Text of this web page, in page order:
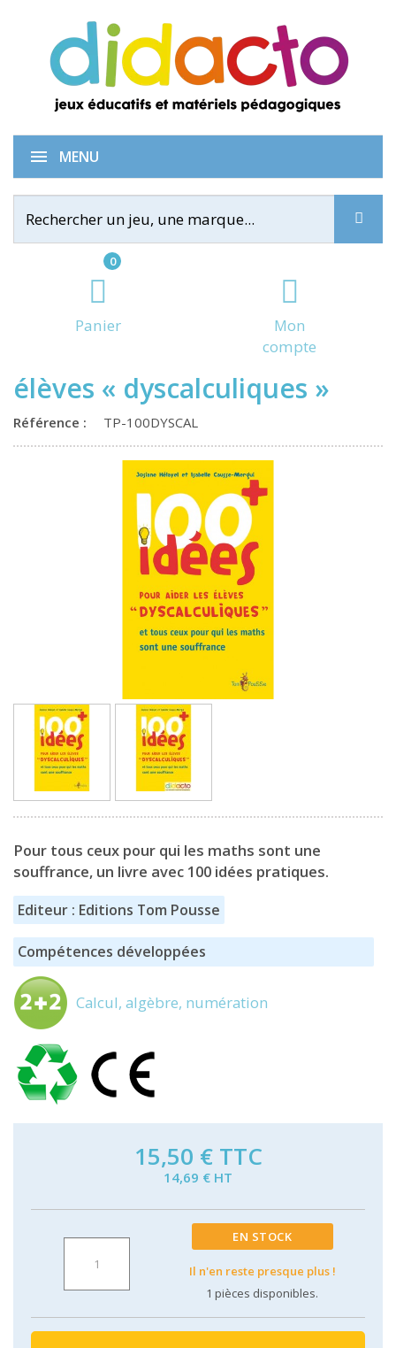
0
Panier
Mon
compte
MENU
100 idées + pour aider les
élèves « dyscalculiques »
Référence : TP-100DYSCAL
Pour tous ceux pour qui les maths sont une
souffrance, un livre avec 100 idées pratiques.
Editeur : Editions Tom Pousse
Compétences développées
Calcul, algèbre, numération
15,50 € TTC
14,69 € HT
EN STOCK
Il n'en reste presque plus !
1 pièces disponibles.